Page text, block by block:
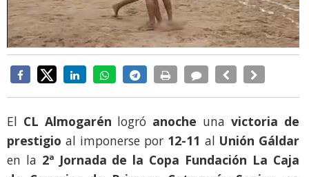
El CL Almogarén logró anoche una victoria de
prestigio al imponerse por 12-11 al Unión Gáldar
en la 2ª Jornada de la Copa Fundación La Caja